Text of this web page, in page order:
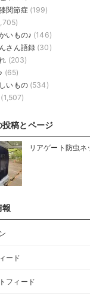
関節症(199)
いもの♪ (146)
さん語録(30)
(203)
(65)
いもの(534)
(1,507)
投稿とページ
リアゲート防虫ネ
報
ード
フィード